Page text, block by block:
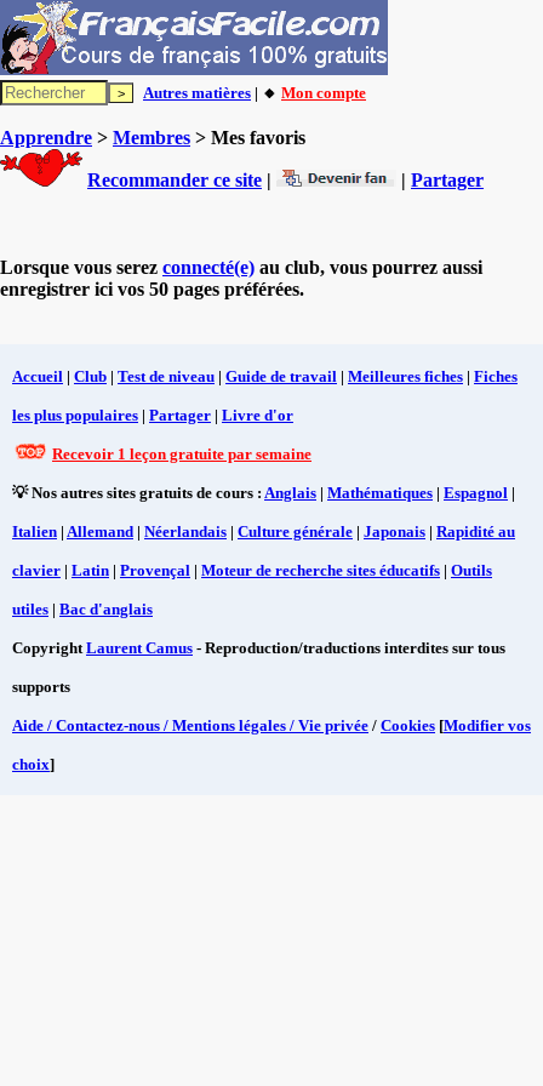
Autres matières | 🔸 Mon compte
Apprendre > Membres > Mes favoris
Recommander ce site | | Partager
Lorsque vous serez connecté(e) au club, vous pourrez aussi
enregistrer ici vos 50 pages préférées.
Accueil | Club | Test de niveau | Guide de travail | Meilleures fiches | Fiches
les plus populaires | Partager | Livre d'or
Recevoir 1 leçon gratuite par semaine
💡 Nos autres sites gratuits de cours : Anglais | Mathématiques | Espagnol |
Italien | Allemand | Néerlandais | Culture générale | Japonais | Rapidité au
clavier | Latin | Provençal | Moteur de recherche sites éducatifs | Outils
utiles | Bac d'anglais
CopyrightLaurent Camus - Reproduction/traductions interdites sur tous
supports
Aide / Contactez-nous / Mentions légales / Vie privée / Cookies [Modifier vos
choix]